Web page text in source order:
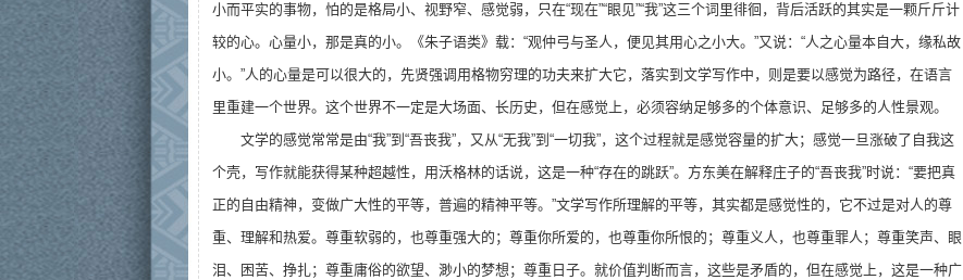
小而平实的事物，怕的是格局小、视野窄、感觉弱，只在“现在”“眼见”“我”这三个词里徘徊，背后活跃的其实是一颗斤斤计
较的心。心量小，那是真的小。《朱子语类》载：“观仲弓与圣人，便见其用心之小大。”又说：“人之心量本自大，缘私故
小。”人的心量是可以很大的，先贤强调用格物穷理的功夫来扩大它，落实到文学写作中，则是要以感觉为路径，在语言
里重建一个世界。这个世界不一定是大场面、长历史，但在感觉上，必须容纳足够多的个体意识、足够多的人性景观。
文学的感觉常常是由“我”到“吾丧我”，又从“无我”到“一切我”，这个过程就是感觉容量的扩大；感觉一旦涨破了自我这
个壳，写作就能获得某种超越性，用沃格林的话说，这是一种“存在的跳跃”。方东美在解释庄子的“吾丧我”时说：“要把真
正的自由精神，变做广大性的平等，普遍的精神平等。”文学写作所理解的平等，其实都是感觉性的，它不过是对人的尊
重、理解和热爱。尊重软弱的，也尊重强大的；尊重你所爱的，也尊重你所恨的；尊重义人，也尊重罪人；尊重笑声、眼
泪、困苦、挣扎；尊重庸俗的欲望、渺小的梦想；尊重日子。就价值判断而言，这些是矛盾的，但在感觉上，这是一种广